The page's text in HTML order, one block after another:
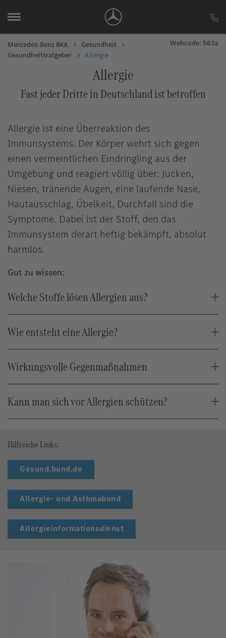
Mercedes-Benz BKK
Gesundheit
Gesundheitsratgeber
Allergie
Webcode: 563a
Allergie
Fast jeder Dritte in Deutschland ist betroffen
Allergie ist eine Überreaktion des
Immunsystems. Der Körper wehrt sich gegen
einen vermeintlichen Eindringling aus der
Umgebung und reagiert völlig über: Jucken,
Niesen, tränende Augen, eine laufende Nase,
Hautausschlag, Übelkeit, Durchfall sind die
Symptome. Dabei ist der Stoff, den das
Immunsystem derart heftig bekämpft, absolut
harmlos.
Gut zu wissen:
Welche Stoffe lösen Allergien aus?
Wie entsteht eine Allergie?
Wirkungsvolle Gegenmaßnahmen
Kann man sich vor Allergien schützen?
Hilfreiche Links:
Gesund.bund.de
Allergie- und Asthmabund
Allergieinformationsdienst